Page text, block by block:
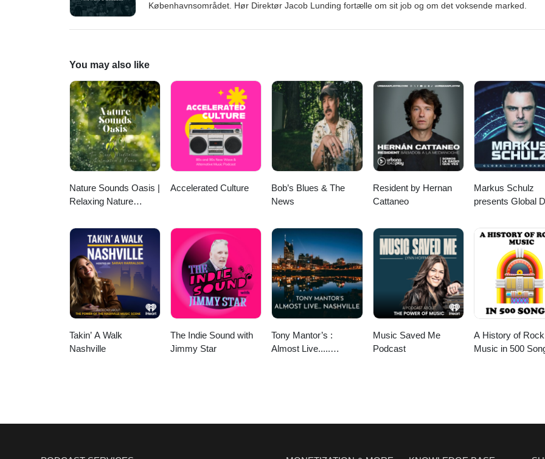
Københavnsområdet. Hør Direktør Jacob Lunding fortælle om sit job og om det voksende marked.
You may also like
Nature Sounds Oasis |
Relaxing Nature
Meditation, Relaxation
Or Focus | Sounds Of
Nature | Sleep
Sounds, Sleep Music,
Meditation Sounds,
Ocean Waves, Rain,
White Noise & More
Accelerated Culture
Bob’s Blues & The
News
Resident by Hernan
Cattaneo
Markus Schulz
presents Global
Takin’ A Walk
Nashville
The Indie Sound with
Jimmy Star
Tony Mantor’s :
Almost Live.....
Music Saved Me
Podcast
A History of Rock
Music in 500